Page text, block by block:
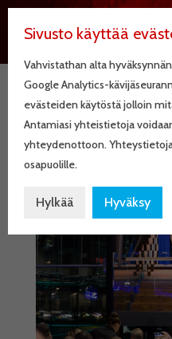
Valmet Oyj
Sivusto käyttää
Vahvistathan alta
Google Analytics-
evästeiden käytöstä jolloin
Antamiasi yhteistietoja
yhteydenottoon.
osapuolille.
Hylkää Hyväksy